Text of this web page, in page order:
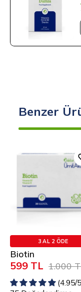
Benzer
3 AL 2 ÖDE
Biotin
599 TL 1.000
(4.95/